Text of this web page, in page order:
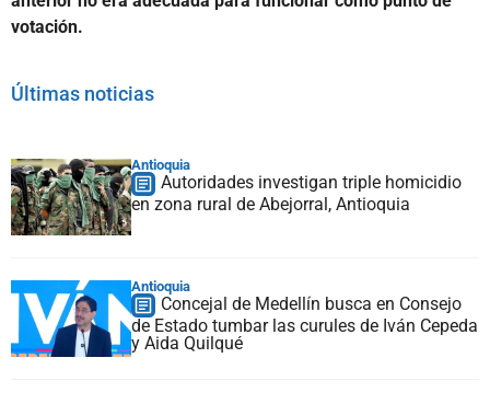
votación.
Últimas noticias
Antioquia
Autoridades investigan triple homicidio
en zona rural de Abejorral, Antioquia
Antioquia
Concejal de Medellín busca en Consejo
de Estado tumbar las curules de Iván Cepeda
y Aida Quilqué